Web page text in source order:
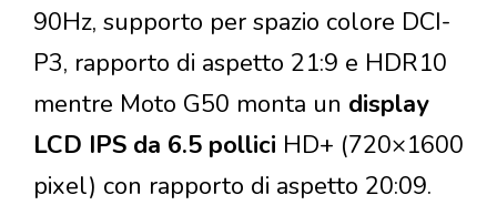
90Hz, supporto per spazio colore DCI-
P3, rapporto di aspetto 21:9 e HDR10
mentre Moto G50 monta un display
LCD IPS da 6.5 pollici HD+ (720×1600
pixel) con rapporto di aspetto 20:09.